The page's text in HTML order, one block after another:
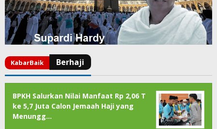
BPKH Salurkan Nilai Manfaat Rp 2,06 T
ke 5,7 Juta Calon Jemaah Haji yang
Menungg…